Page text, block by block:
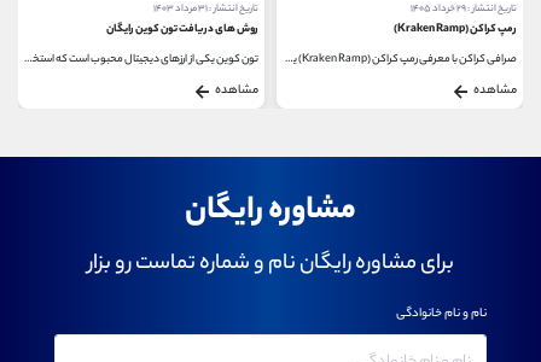
تاریخ انتشار : ۳۱ مرداد ۱۴۰۳
روش های دریافت تون کوین رایگان
تون کوین یکی از ارزهای دیجیتال محبوب است که استخراج...
مشاهده
تاریخ انتشار : ۲۶ بهمن ۱۴۰۱
سختی شبکه یا سختی استخراج چیست؟
سختی شبکه یا سختی استخراج در ارزهای دیجیتال معیاری...
مشاهده
مشاوره رایگان
برای مشاوره رایگان نام و شماره تماست رو بزار
نام و نام خانوادگی